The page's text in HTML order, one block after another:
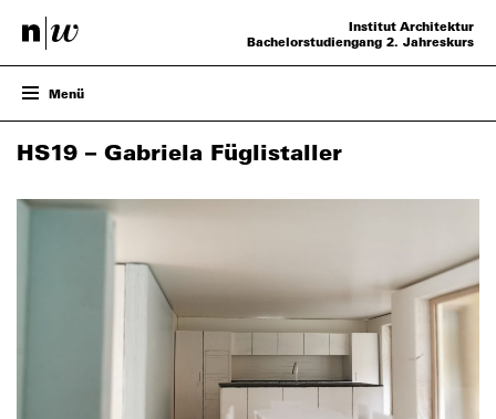
Institut Architektur
Bachelorstudiengang 2. Jahreskurs
Menü
ENTWURF
PROJEKTE
TEAM
HS19 – Gabriela Füglistaller